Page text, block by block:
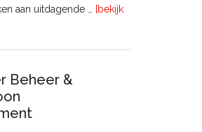
aan uitdagende …
[bekijk
Beheer &